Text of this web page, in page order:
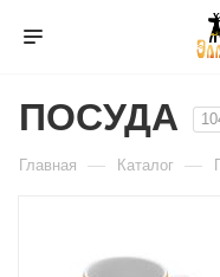
ПОСУДА
Главная — Каталог —